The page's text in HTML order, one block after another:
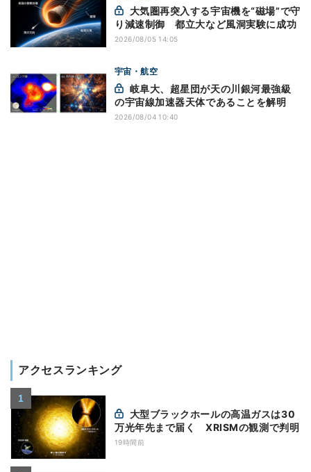
り減速制御 都立大など風洞実験に成功
2026/08/05 14:05
宇宙・航空
の宇宙線加速器天体であることを解明
2026/08/04 10:40
アクセスランキング
万光年先まで届く XRISMの観測で判明
19時間前